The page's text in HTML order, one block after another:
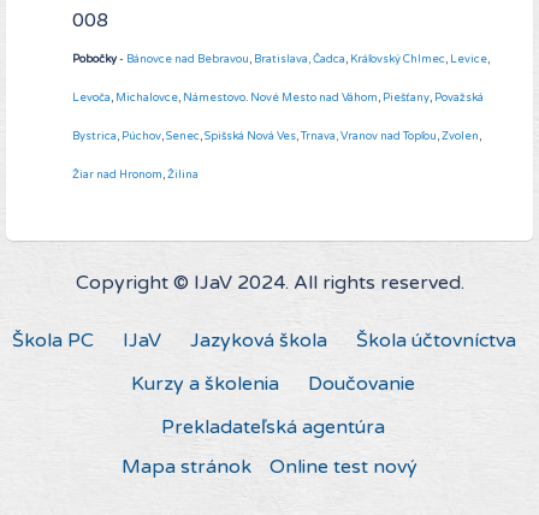
008
Pobočky- Bánovce nad Bebravou, Bratislava,Čadca, Kráľovský Chlmec, Levice,
Levoča, Michalovce, Námestovo. Nové Mesto nad Váhom, Piešťany, Považská
Bystrica, Púchov,Senec,Spišská Nová Ves,Trnava,Vranov nad Topľou,Zvolen,
Žiar nad Hronom,Žilina
Copyright © IJaV 2024. All rights reserved.
Škola PC IJaV Jazyková škola
Škola účtovníctva
Kurzy a školenia
Doučovanie
Prekladateľská agentúra
Mapa stránok
Online test nový